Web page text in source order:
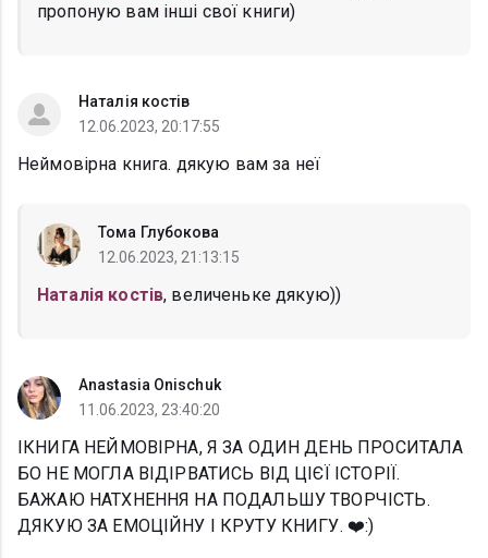
пропоную вам інші свої книги)
Наталія костів
12.06.2023, 20:17:55
Неймовірна книга. дякую вам за неї
Тома Глубокова
12.06.2023, 21:13:15
Наталія костів, величеньке дякую))
Anastasia Onischuk
11.06.2023, 23:40:20
IКНИГА НЕЙМОВІРНА, Я ЗА ОДИН ДЕНЬ ПРОСИТАЛА
БО НЕ МОГЛА ВІДІРВАТИСЬ ВІД ЦІЄЇ ІСТОРІЇ.
БАЖАЮ НАТХНЕННЯ НА ПОДАЛЬШУ ТВОРЧІСТЬ.
ДЯКУЮ ЗА ЕМОЦІЙНУ І КРУТУ КНИГУ. ❤️:)